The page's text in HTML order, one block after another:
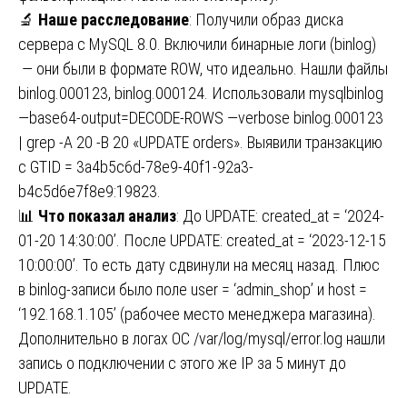
🔬 Наше расследование: Получили образ диска
сервера с MySQL 8.0. Включили бинарные логи (binlog)
— они были в формате ROW, что идеально. Нашли файлы
binlog.000123, binlog.000124. Использовали mysqlbinlog
—base64-output=DECODE-ROWS —verbose binlog.000123
| grep -A 20 -B 20 «UPDATE orders». Выявили транзакцию
с GTID = 3a4b5c6d-78e9-40f1-92a3-
b4c5d6e7f8e9:19823.
📊 Что показал анализ: До UPDATE: created_at = ‘2024-
01-20 14:30:00’. После UPDATE: created_at = ‘2023-12-15
10:00:00’. То есть дату сдвинули на месяц назад. Плюс
в binlog-записи было поле user = ‘admin_shop’ и host =
‘192.168.1.105’ (рабочее место менеджера магазина).
Дополнительно в логах ОС /var/log/mysql/error.log нашли
запись о подключении с этого же IP за 5 минут до
UPDATE.